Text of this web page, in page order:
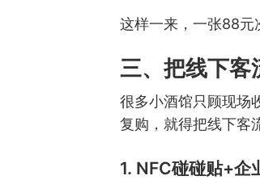
这样一来，一张88元
三、把线下客
很多小酒馆只顾现场
复购，就得把线下客
1. NFC碰碰贴+企